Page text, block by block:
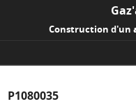
Construction d'un
P1080035